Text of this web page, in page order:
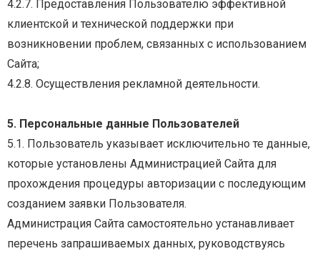
4.2.7. Предоставления Пользователю эффективной
клиентской и технической поддержки при
возникновении проблем, связанных с использованием
Сайта;
4.2.8. Осуществления рекламной деятельности.
5. Персональные данные Пользователей
5.1. Пользователь указывает исключительно те данные,
которые установлены Администрацией Сайта для
прохождения процедуры авторизации с последующим
созданием заявки Пользователя.
Администрация Сайта самостоятельно устанавливает
перечень запрашиваемых данных, руководствуясь